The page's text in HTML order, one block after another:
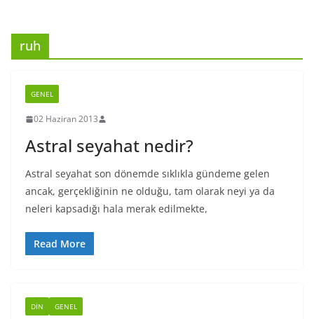
ruh
GENEL
02 Haziran 2013
Astral seyahat nedir?
Astral seyahat son dönemde sıklıkla gündeme gelen
ancak, gerçekliğinin ne olduğu, tam olarak neyi ya da
neleri kapsadığı hala merak edilmekte,
Read More
DIN GENEL